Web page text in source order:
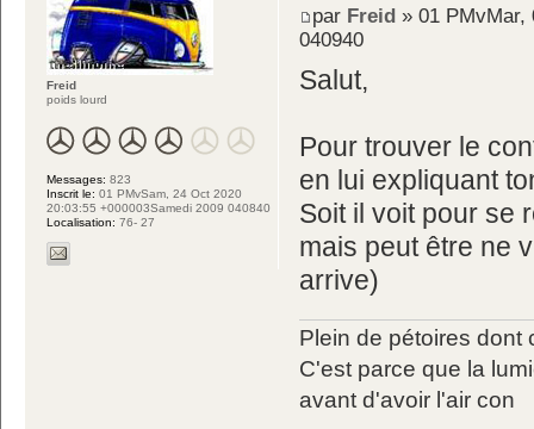
par Freid » 01 PMvMar,
040940
Salut,
Pour trouver le
en lui expliquant
Soit il voit pour se
mais peut être ne
arrive)
Plein de pétoires dont
C'est parce que la
avant d'avoir l'air con
Freid
poids lourd
Messages: 823
Inscrit le: 01 PMvSam, 24 Oct 2020
20:03:55 +000003Samedi 2009 040840
Localisation: 76- 27